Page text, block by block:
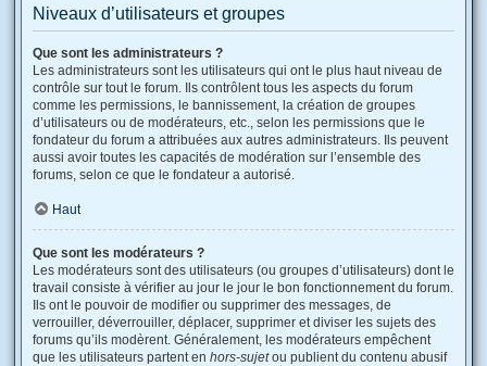
Niveaux d’utilisateurs et groupes
Que sont les administrateurs ?
Les administrateurs sont les utilisateurs qui ont le plus haut niveau de
contrôle sur tout le forum. Ils contrôlent tous les aspects du forum
comme les permissions, le bannissement, la création de groupes
d’utilisateurs ou de modérateurs, etc., selon les permissions que le
fondateur du forum a attribuées aux autres administrateurs. Ils peuvent
aussi avoir toutes les capacités de modération sur l’ensemble des
forums, selon ce que le fondateur a autorisé.
Haut
Que sont les modérateurs ?
Les modérateurs sont des utilisateurs (ou groupes d’utilisateurs) dont le
travail consiste à vérifier au jour le jour le bon fonctionnement du forum.
Ils ont le pouvoir de modifier ou supprimer des messages, de
verrouiller, déverrouiller, déplacer, supprimer et diviser les sujets des
forums qu’ils modèrent. Généralement, les modérateurs empêchent
que les utilisateurs partent en hors-sujetou publient du contenu abusif